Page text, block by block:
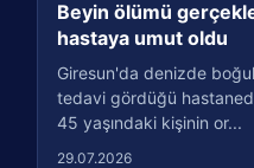
Beyin ölümü
hastaya umut oldu
Giresun'da denizde
tedavi gördüğü
45 yaşındaki kişinin or...
29.07.2026